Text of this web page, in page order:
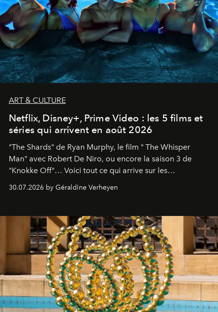
ART & CULTURE
Netflix, Disney+, Prime Video : les 5 films et
séries qui arrivent en août 2026
"The Shards" de Ryan Murphy, le film " The Whisper
Man" avec Robert De Niro, ou encore la saison 3 de
"Knokke Off"… Voici tout ce qui arrive sur les
plateformes de streaming en août 2026.
30.07.2026 by Géraldine Verheyen